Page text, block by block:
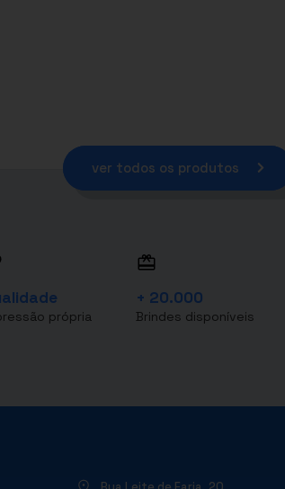
ver todos os produtos
própria
+ 20.000
Brindes disponíveis